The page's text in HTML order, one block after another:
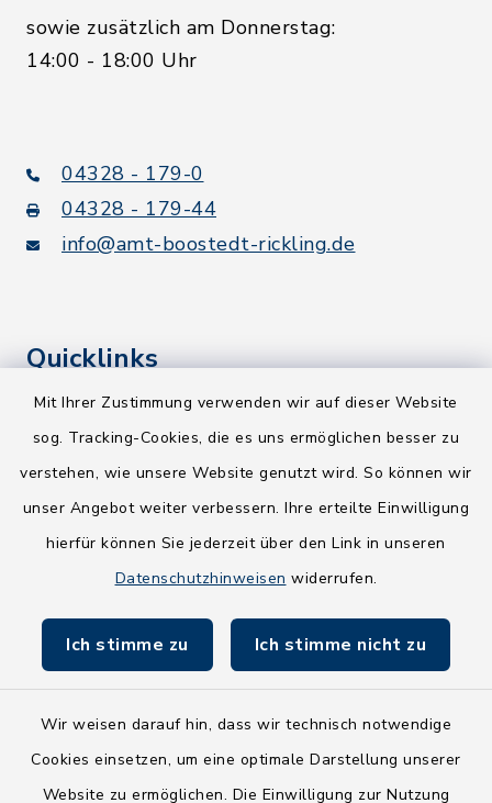
Mit Ihrer Zustimmung verwenden wir auf dieser Website
sog. Tracking-Cookies, die es uns ermöglichen besser zu
verstehen, wie unsere Website genutzt wird. So können wir
unser Angebot weiter verbessern. Ihre erteilte Einwilligung
hierfür können Sie jederzeit über den Link in unseren
Datenschutzhinweisen widerrufen.
Ich stimme zu Ich stimme nicht zu
Wir weisen darauf hin, dass wir technisch notwendige
Cookies einsetzen, um eine optimale Darstellung unserer
Website zu ermöglichen. Die Einwilligung zur Nutzung
sowie zusätzlich am Donnerstag:
14:00 - 18:00 Uhr
04328 - 179-0
04328 - 179-44
info@amt-boostedt-rickling.de
Quicklinks
Kreis Segeberg
NEU! Amtsbroschüre 2026
Holsteiner Auenland
Fundbüro